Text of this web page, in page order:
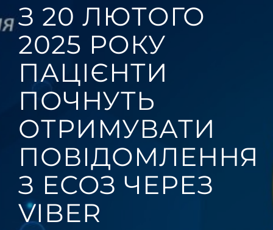
З 20 ЛЮТОГО
2025 РОКУ
ПАЦІЄНТИ
ПОЧНУТЬ
ОТРИМУВАТИ
ПОВІДОМЛЕННЯ
З ЕСОЗ ЧЕРЕЗ
VIBER